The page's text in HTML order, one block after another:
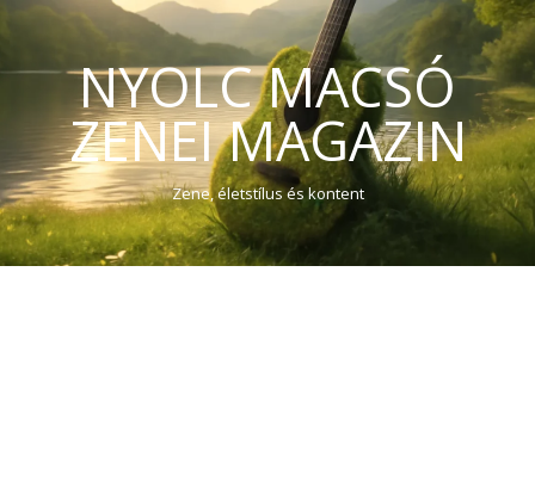
NYOLC MACSÓ
ZENEI MAGAZIN
Zene, életstílus és kontent